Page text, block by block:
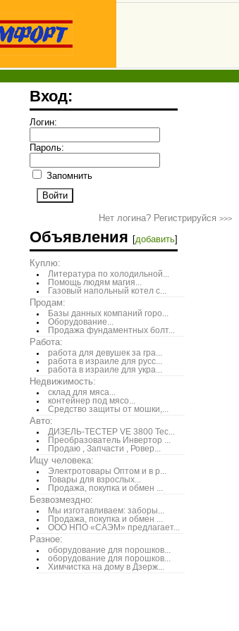
Вход:
Логин:
Пароль:
Запомнить
Нет логина? Регистрируйся >>>
Объявления [добавить]
Куплю:
Литература по холодильной...
Помощь людям магия...
Газовый напольный котел с...
Продам:
Базы данных компаний горо...
Оборудование...
Продажа фундаментных болт...
Работа:
работа для девушек за гра...
работа в израиле для русс...
работа в израиле для укра...
Недвижимость:
склад для мяса...
контейнер под мясо...
Средство защиты от мошки,...
Авто:
ДИЗЕЛЬ-ТЕСТЕР VE 3800 Тес...
Преобразователь Инвертор ...
Продаю , Запчасти , Ровер...
Ищу человека:
Электротовары Оптом и в р...
Товары для взрослых...
Продажа, покупка и обмен ...
Безвозмездно:
Мы изготавливаем: заборы...
Продажа, покупка и обмен ...
ООО НПО «САЭМ» предлагает...
Разное:
оборудование для порошков...
оборудование для порошков...
Химчистка на дому в Дзерж...